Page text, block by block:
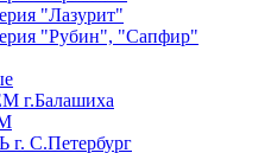
"Лазурит"
"Рубин", "Сапфир"
г.Балашиха
С.Петербург